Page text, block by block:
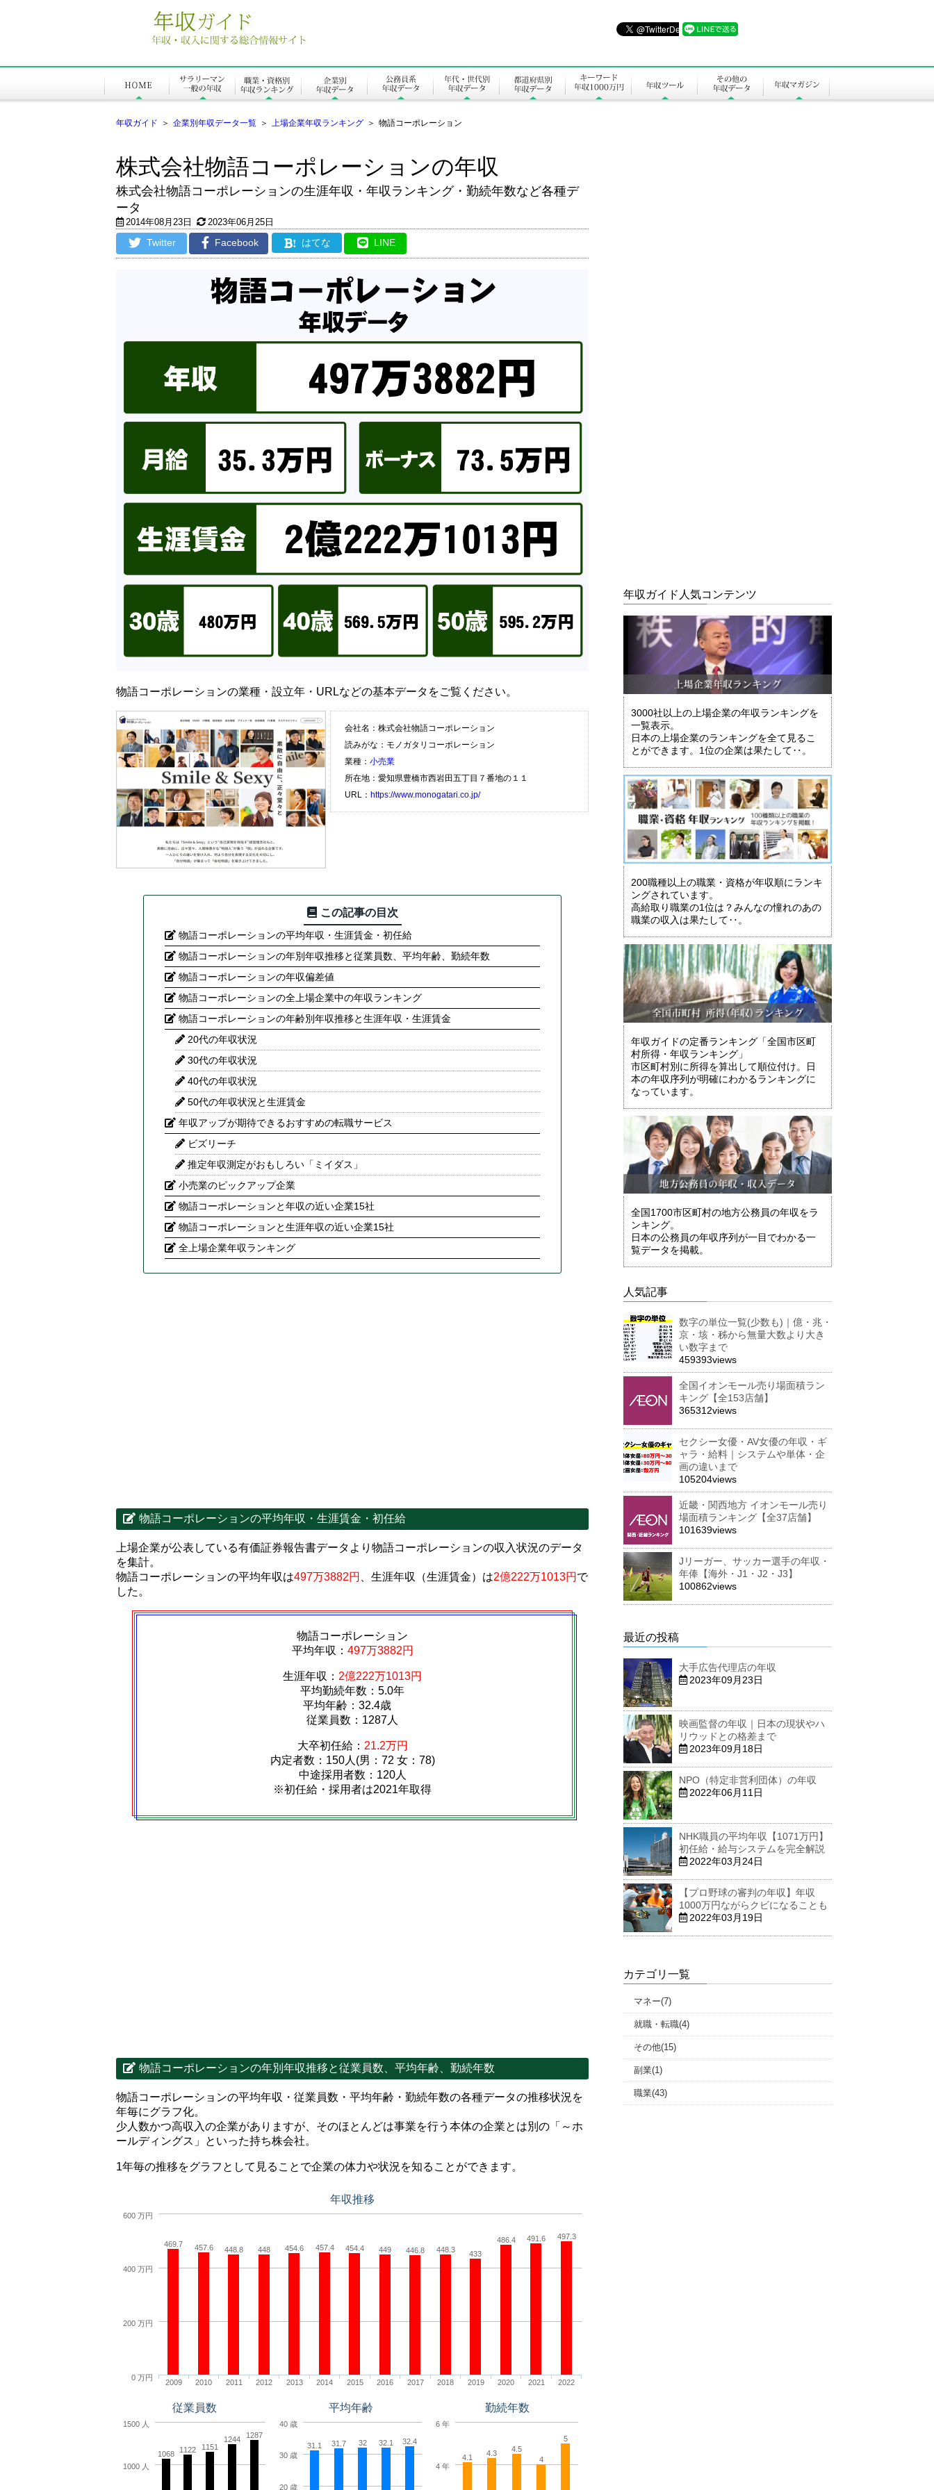
年収ガイド ＞ 企業別年収データ一覧 ＞ 上場企業年収ランキング ＞ 物語コーポレーション
株式会社物語コーポレーションの年収
株式会社物語コーポレーションの生涯年収・年収ランキング・勤続年数など各種デ
ータ
2014年08月23日 2023年06月25日
Twitter Facebook ! はてな LINE
物語コーポレーションの業種・設立年・URLなどの基本データをご覧ください。
会社名：株式会社物語コーポレーション
読みがな：モノガタリコーポレーション
業種： 小売業
所在地：愛知県豊橋市西岩田五丁目７番地の１１
URL： https://www.monogatari.co.jp/
この記事の目次
物語コーポレーションの平均年収・生涯賃金・初任給
物語コーポレーションの年別年収推移と従業員数、平均年齢、勤続年数
物語コーポレーションの年収偏差値
物語コーポレーションの全上場企業中の年収ランキング
物語コーポレーションの年齢別年収推移と生涯年収・生涯賃金
20代の年収状況
30代の年収状況
40代の年収状況
50代の年収状況と生涯賃金
年収アップが期待できるおすすめの転職サービス
ビズリーチ
推定年収測定がおもしろい「ミイダス」
小売業のピックアップ企業
物語コーポレーションと年収の近い企業15社
物語コーポレーションと生涯年収の近い企業15社
全上場企業年収ランキング
物語コーポレーションの平均年収・生涯賃金・初任給
上場企業が公表している有価証券報告書データより物語コーポレーションの収入状況のデータ
を集計。
物語コーポレーションの平均年収は497万3882円 、生涯年収（生涯賃金）は2億222万1013円 で
した。
物語コーポレーション
平均年収： 497万3882円
生涯年収： 2億222万1013円
平均勤続年数：5.0年
平均年齢：32.4歳
従業員数：1287人
大卒初任給： 21.2万円
内定者数：150人(男：72 女：78)
中途採用者数：120人
※初任給・採用者は2021年取得
物語コーポレーションの年別年収推移と従業員数、平均年齢、勤続年数
物語コーポレーションの平均年収・従業員数・平均年齢・勤続年数の各種データの推移状況を
年毎にグラフ化。
少人数かつ高収入の企業がありますが、そのほとんどは事業を行う本体の企業とは別の「～ホ
ールディングス」といった持ち株会社。
1年毎の推移をグラフとして見ることで企業の体力や状況を知ることができます。
年収推移
469.7 457.6 448.8 448 454.6 457.4 454.4 449 446.8 448.3 433
486.4 491.6 497.3
2009 2010 2011 2012 2013 2014 2015 2016 2017 2018 2019 2020 2021 2022
0 万円
200 万円
400 万円
600 万円
従業員数
1068 1122 1151
1244 1287
1000 人
1500 人
平均年齢
31.1 31.7 32 32.1 32.4
20 歳
30 歳
40 歳
勤続年数
4.1 4.3
4.5
4
5
4 年
6 年
年収ガイド人気コンテンツ
3000社以上の上場企業の年収ランキングを
一覧表示。
日本の上場企業のランキングを全て見るこ
とができます。1位の企業は果たして‥。
200職種以上の職業・資格が年収順にランキ
ングされています。
高給取り職業の1位は？みんなの憧れのあの
職業の収入は果たして‥。
年収ガイドの定番ランキング「全国市区町
村所得・年収ランキング」
市区町村別に所得を算出して順位付け。日
本の年収序列が明確にわかるランキングに
なっています。
全国1700市区町村の地方公務員の年収をラ
ンキング。
日本の公務員の年収序列が一目でわかる一
覧データを掲載。
人気記事
数字の単位一覧(少数も)｜億・兆・
京・垓・秭から無量大数より大き
い数字まで
459393views
全国イオンモール売り場面積ラン
キング【全153店舗】
365312views
セクシー女優・AV女優の年収・ギ
ャラ・給料｜システムや単体・企
画の違いまで
105204views
近畿・関西地方 イオンモール売り
場面積ランキング【全37店舗】
101639views
Jリーガー、サッカー選手の年収・
年俸【海外・J1・J2・J3】
100862views
最近の投稿
大手広告代理店の年収
2023年09月23日
映画監督の年収｜日本の現状やハ
リウッドとの格差まで
2023年09月18日
NPO（特定非営利団体）の年収
2022年06月11日
NHK職員の平均年収【1071万円】
初任給・給与システムを完全解説
2022年03月24日
【プロ野球の審判の年収】年収
1000万円ながらクビになることも
2022年03月19日
カテゴリ一覧
マネー(7)
就職・転職(4)
その他(15)
副業(1)
職業(43)